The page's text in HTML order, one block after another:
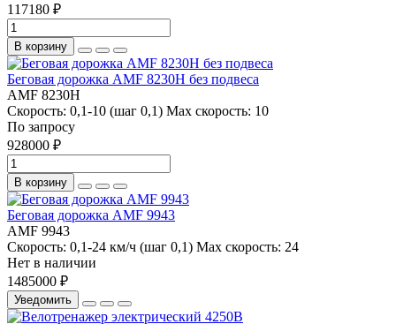
117180 ₽
В корзину
Беговая дорожка AMF 8230H без подвеса
AMF 8230H
Скорость: 0,1-10 (шаг 0,1) Max скорость: 10
По запросу
928000 ₽
В корзину
Беговая дорожка AMF 9943
AMF 9943
Скорость: 0,1-24 км/ч (шаг 0,1) Max скорость: 24
Нет в наличии
1485000 ₽
Уведомить